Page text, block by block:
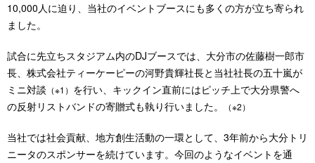
10,000人に迫り、当社のイベントブースにも多くの方が立ち寄られ
ました。
試合に先立ちスタジアム内のDJブースでは、大分市の佐藤樹一郎市
長、株式会社ティーケーピーの河野貴輝社長と当社社長の五十嵐が
ミニ対談 （※1） を行い、キックイン直前にはピッチ上で大分県警へ
の反射リストバンドの寄贈式も執り行いました。
（※2）
当社では社会貢献、地方創生活動の一環として、3年前から大分トリ
ニータのスポンサーを続けています。今回のようなイベントを通